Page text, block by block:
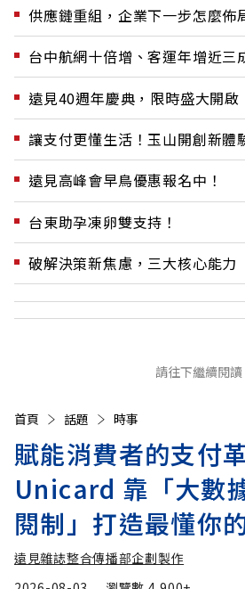
供應鏈重組，企業下一步怎麼佈
台中航網十倍增、客運年增近三
遠見40週年慶典，限時盛大開啟
讓支付更懂生活！玉山開創新體
遠見高峰會早鳥優惠報名中！
台東助孕凍卵雙支持！
破解決策新焦慮，三大核心能力
請往下繼續閱讀
首頁 話題 時事
賦能消費者的支付
Unicard 靠「大數
閱制」打造最懂你
遠見雜誌整合傳播部企劃製作